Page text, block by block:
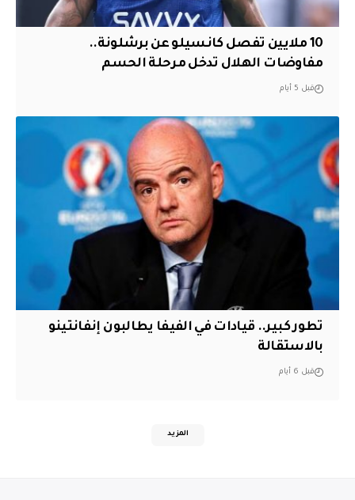
10 ملايين تفصل كانسيلو عن برشلونة..
مفاوضات الهلال تدخل مرحلة الحسم
قبل 5 أيام
تطور كبير.. قيادات في الفيفا يطالبون إنفانتينو
بالاستقالة
قبل 6 أيام
المزيد